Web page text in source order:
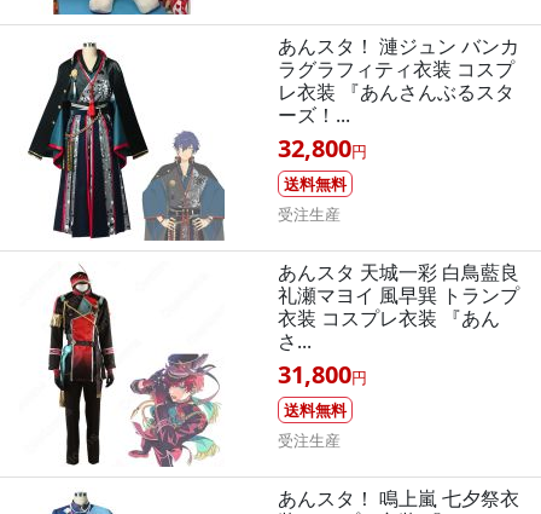
あんスタ！ 漣ジュン バンカ
ラグラフィティ衣装 コスプ
レ衣装 『あんさんぶるスタ
ーズ！...
32,800円
送料無料
受注生産
あんスタ 天城一彩 白鳥藍良
礼瀬マヨイ 風早巽 トランプ
衣装 コスプレ衣装 『あん
さ...
31,800円
送料無料
受注生産
あんスタ！ 鳴上嵐 七夕祭衣